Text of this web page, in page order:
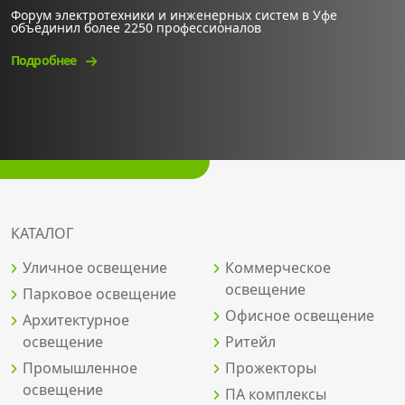
Форум электротехники и инженерных систем в Уфе
объединил более 2250 профессионалов
Подробнее
КАТАЛОГ
Уличное освещение
Парковое освещение
Архитектурное
освещение
Промышленное
освещение
Коммерческое
освещение
Офисное освещение
Ритейл
Прожекторы
ПА комплексы